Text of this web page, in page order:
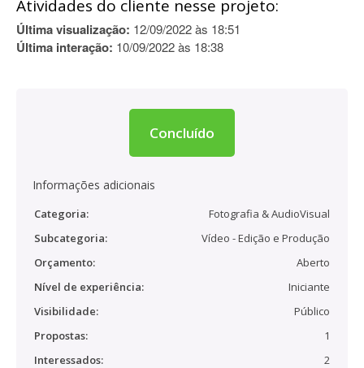
Atividades do cliente nesse projeto:
Última visualização: 12/09/2022 às 18:51
Última interação: 10/09/2022 às 18:38
Concluído
Informações adicionais
Categoria:
Fotografia & AudioVisual
Subcategoria:
Vídeo - Edição e Produção
Orçamento:
Aberto
Nível de experiência:
Iniciante
Visibilidade:
Público
Propostas:
1
Interessados:
2